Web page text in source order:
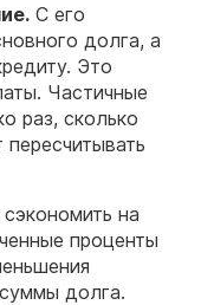
С его
долга, а
Это
Частичные
раз, сколько
на
проценты
долга.